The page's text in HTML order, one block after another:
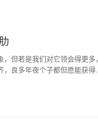
，但若是我们对它领会得更多
，良多年夜个子都但愿能获得